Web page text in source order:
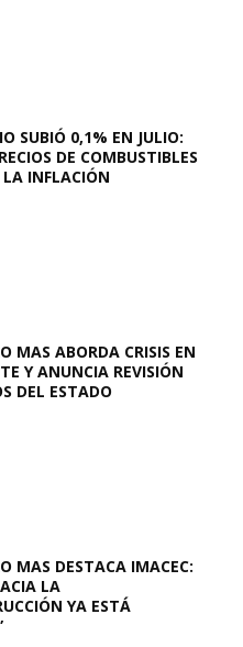
SUBIÓ 0,1% EN JULIO:
DE COMBUSTIBLES
INFLACIÓN
MAS ABORDA CRISIS EN
Y ANUNCIA REVISIÓN
DEL ESTADO
MAS DESTACA IMACEC:
LA
YA ESTÁ